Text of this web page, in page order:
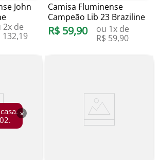
×
John
2x de
132,19
Camisa Fluminense
Campeão Lib 23 Braziline
R$ 59,90 ou 1x de
R$ 59,90